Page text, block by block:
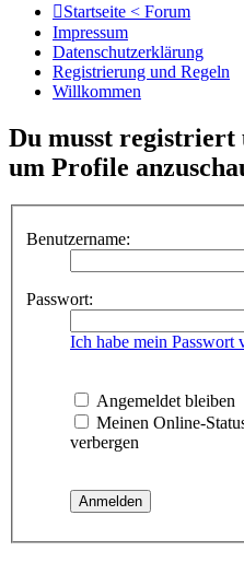
Startseite < Forum
Impressum
Datenschutzerklärung
Registrierung und Regeln
Willkommen
Du musst registriert
um Profile
Benutzername:
Passwort:
Ich habe mein Passwort
Angemeldet bleiben
Meinen Online-
verbergen